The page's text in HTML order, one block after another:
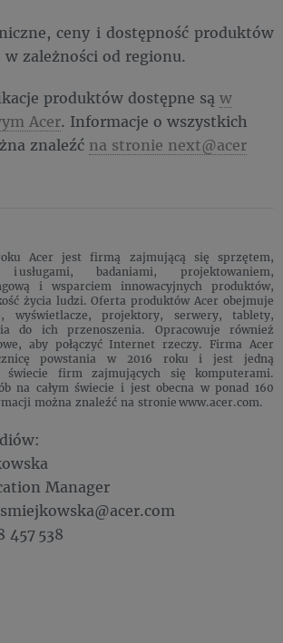
ceny i dostępność produktów
zależności od regionu.
produktów dostępne są w
Acer. Informacje o wszystkich
znaleźć na stronie next@acer
Acer jest firmą zajmującą się sprzętem,
i usługami, badaniami, projektowaniem,
i wsparciem innowacyjnych produktów,
życia ludzi. Oferta produktów Acer obejmuje
wyświetlacze, projektory, serwery, tablety,
do ich przenoszenia. Opracowuje również
aby połączyć Internet rzeczy. Firma Acer
powstania w 2016 roku i jest jedną
świecie firm zajmujących się komputerami.
na całym świecie i jest obecna w ponad 160
można znaleźć na stronie www.acer.com.
Manager
457 538